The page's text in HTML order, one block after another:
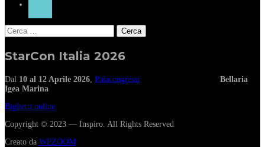
Ricerca
per:
StarCon Italia 2026
Dal 10 al 12 Aprile 2026, Palacongressi
Bellaria
Igea Marina
Biglietti online
Copyright © 2023 — Inspiro. All Rights Reserved
Creato da WPZOOM